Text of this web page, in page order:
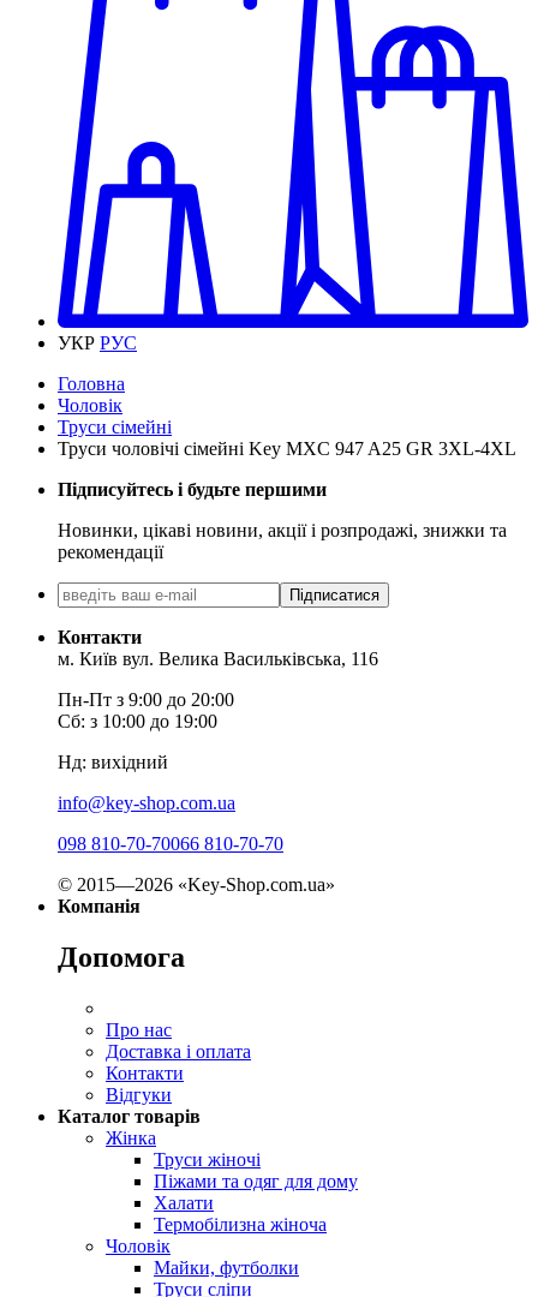
УКР РУС
Головна
Чоловік
Труси сімейні
Труси чоловічі сімейні Key MXC 947 A25 GR 3XL-4XL
Підписуйтесь і будьте першими
Новинки, цікаві новини, акції і розпродажі, знижки та
рекомендації
Підписатися
Контакти
м. Київ вул. Велика Васильківська, 116
Пн-Пт з 9:00 до 20:00
Сб: з 10:00 до 19:00
Нд: вихідний
info@key-shop.com.ua
098 810-70-70066 810-70-70
© 2015—2026 «Key-Shop.com.ua»
Компанія
Допомога
Про нас
Доставка і оплата
Контакти
Відгуки
Каталог товарів
Жінка
Труси жіночі
Піжами та одяг для дому
Халати
Термобілизна жіноча
Чоловік
Майки, футболки
Труси сліпи